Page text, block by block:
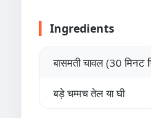
Ingredients
बासमती चावल (30 मिनट
बड़े चम्मच तेल या घी